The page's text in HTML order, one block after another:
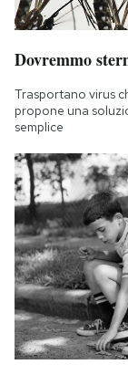
Dovremmo
Trasportano virus
propone una
semplice